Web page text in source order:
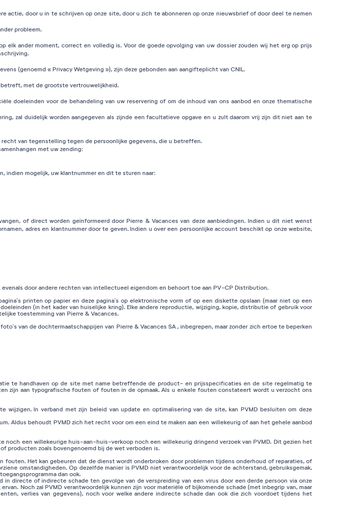
actie, door u in te schrijven op onze site, door u zich te abonneren op onze nieuwsbrief of door deel te nemen
probleem.
ander moment, correct en volledig is. Voor de goede opvolging van uw dossier zouden wij het erg op prijs
(genoemd « Privacy Wetgeving »), zijn deze gebonden aan aangifteplicht van CNIL.
met de grootste vertrouwelijkheid.
doeleinden voor de behandeling van uw reservering of om de inhoud van ons aanbod en onze thematische
zal duidelijk worden aangegeven als zijnde een facultatieve opgave en u zult daarom vrij zijn dit niet aan te
van tegenstelling tegen de persoonlijke gegevens, die u betreffen.
met uw zending:
indien mogelijk, uw klantnummer en dit te sturen naar:
of direct worden geïnformeerd door Pierre & Vacances van deze aanbiedingen. Indien u dit niet wenst
adres en klantnummer door te geven. Indien u over een persoonlijke account beschikt op onze website,
door andere rechten van intellectueel eigendom en behoort toe aan PV-CP Distribution.
printen op papier en deze pagina’s op elektronische vorm of op een diskette opslaan (maar niet op een
(in het kader van huiselijke kring). Elke andere reproductie, wijziging, kopie, distributie of gebruik voor
toestemming van Pierre & Vacances.
van de dochtermaatschappijen van Pierre & Vacances SA , inbegrepen, maar zonder zich ertoe te beperken
te handhaven op de site met name betreffende de product- en prijsspecificaties en de site regelmatig te
zijn aan typografische fouten of fouten in de opmaak. Als u enkele fouten constateert wordt u verzocht ons
In verband met zijn beleid van update en optimalisering van de site, kan PVMD besluiten om deze
Aldus behoudt PVMD zich het recht voor om een eind te maken aan een willekeurig of aan het gehele aanbod
een willekeurige huis-aan-huis-verkoop noch een willekeurig dringend verzoek van PVMD. Dit gezien het
producten zoals bovengenoemd bij de wet verboden is.
Het kan gebeuren dat de dienst wordt onderbroken door problemen tijdens onderhoud of reparaties, of
omstandigheden. Op dezelfde manier is PVMD niet verantwoordelijk voor de achterstand, gebruiksgemak,
dan ook.
directe of indirecte schade ten gevolge van de verspreiding van een virus door een derde persoon via onze
Noch zal PVMD verantwoordelijk kunnen zijn voor materiële of bijkomende schade (met inbegrip van, maar
verlies van gegevens), noch voor welke andere indirecte schade dan ook die zich voordoet tijdens het